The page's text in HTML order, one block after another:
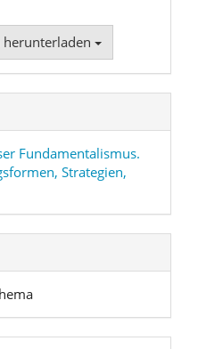
herunterladen
Fundamentalismus.
Strategien,